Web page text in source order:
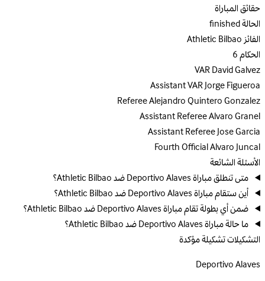
حقائق المباراة
الحالةfinished
الفائزAthletic Bilbao
الحكام6
VARDavid Galvez
Assistant VARJorge Figueroa
RefereeAlejandro Quintero Gonzalez
Assistant RefereeAlvaro Granel
Assistant RefereeJose Garcia
Fourth OfficialAlvaro Juncal
الأسئلة الشائعة
متى تنطلق مباراة Deportivo Alaves ضد Athletic Bilbao؟
أين ستقام مباراة Deportivo Alaves ضد Athletic Bilbao؟
ضمن أي بطولة تقام مباراة Deportivo Alaves ضد Athletic Bilbao؟
ما حالة مباراة Deportivo Alaves ضد Athletic Bilbao؟
التشكيلاتتشكيلة مؤكدة
Deportivo Alaves